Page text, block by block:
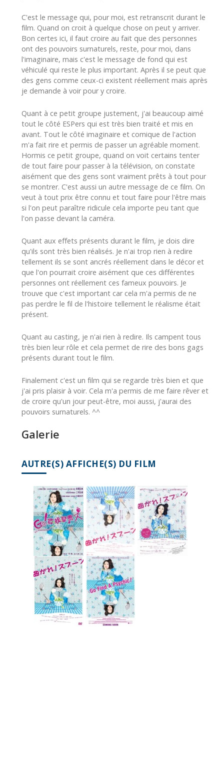
C'est le message qui, pour moi, est retranscrit durant le
film. Quand on croit à quelque chose on peut y arriver.
Bon certes ici, il faut croire au fait que des personnes
ont des pouvoirs surnaturels, reste, pour moi, dans
l'imaginaire, mais c'est le message de fond qui est
véhiculé qui reste le plus important. Après il se peut que
des gens comme ceux-ci existent réellement mais après
je demande à voir pour y croire.
Quant à ce petit groupe justement, j'ai beaucoup aimé
tout le côté ESPers qui est très bien traité et mis en
avant. Tout le côté imaginaire et comique de l'action
m'a fait rire et permis de passer un agréable moment.
Hormis ce petit groupe, quand on voit certains tenter
de tout faire pour passer à la télévision, on constate
aisément que des gens sont vraiment prêts à tout pour
se montrer. C'est aussi un autre message de ce film. On
veut à tout prix être connu et tout faire pour l'être mais
si l'on peut paraître ridicule cela importe peu tant que
l'on passe devant la caméra.
Quant aux effets présents durant le film, je dois dire
qu'ils sont très bien réalisés. Je n'ai trop rien à redire
tellement ils se sont ancrés réellement dans le décor et
que l'on pourrait croire aisément que ces différentes
personnes ont réellement ces fameux pouvoirs. Je
trouve que c'est important car cela m'a permis de ne
pas perdre le fil de l'histoire tellement le réalisme était
présent.
Quant au casting, je n'ai rien à redire. Ils campent tous
très bien leur rôle et cela permet de rire des bons gags
présents durant tout le film.
Finalement c'est un film qui se regarde très bien et que
j'ai pris plaisir à voir. Cela m'a permis de me faire rêver et
de croire qu'un jour peut-être, moi aussi, j'aurai des
pouvoirs surnaturels. ^^
Galerie
AUTRE(S) AFFICHE(S) DU FILM